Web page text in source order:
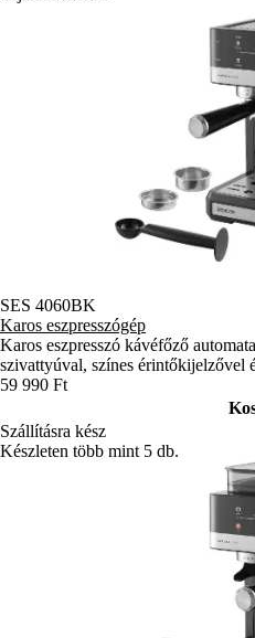
SES 4060BK
Karos eszpresszógép
Karos eszpresszó kávéfőző
szivattyúval, színes érintőkijelzővel
59 990 Ft
Szállításra kész
Készleten több mint 5 db.